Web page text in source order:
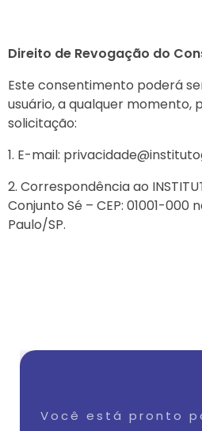
Direito de Revogação do
Este consentimento poderá
usuário, a qualquer momento,
solicitação:
E-mail:
Correspondência ao
Conjunto Sé – CEP: 01001-000
Paulo/SP.
Você está pronto